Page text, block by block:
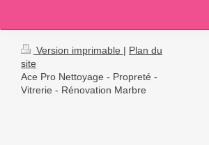
Version imprimable | Plan du
site
Ace Pro Nettoyage - Propreté -
Vitrerie - Rénovation Marbre